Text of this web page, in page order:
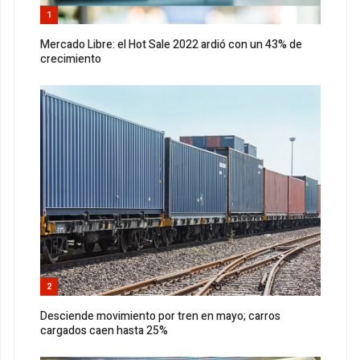
1
Mercado Libre: el Hot Sale 2022 ardió con un 43% de
crecimiento
2
Desciende movimiento por tren en mayo; carros
cargados caen hasta 25%